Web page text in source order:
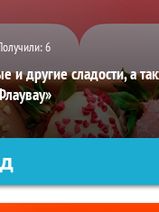
6
и другие сладости, а